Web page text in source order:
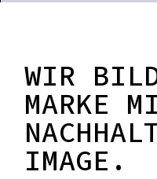
WIR
MARKE
IMAGE.